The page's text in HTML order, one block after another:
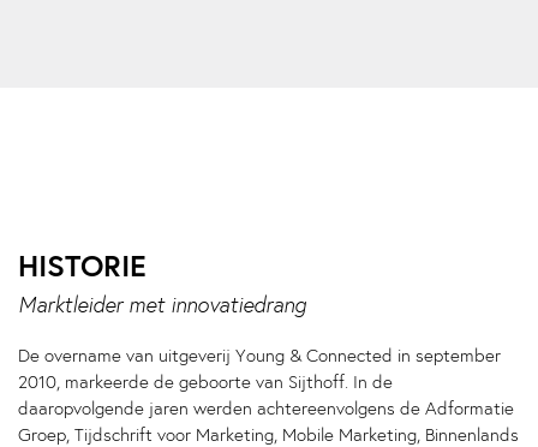
HISTORIE
Marktleider met innovatiedrang
De overname van uitgeverij Young & Connected in september
2010, markeerde de geboorte van Sijthoff. In de
daaropvolgende jaren werden achtereenvolgens de Adformatie
Groep, Tijdschrift voor Marketing, Mobile Marketing, Binnenlands